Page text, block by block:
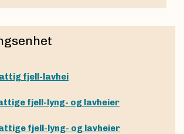
fjell-lavhei
fjell-lyng- og lavheier
fjell-lyng- og lavheier